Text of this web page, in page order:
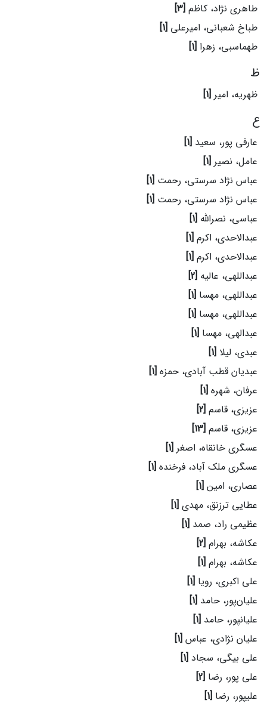
طاهری نژاد، کاظم [3]
طباخ شعبانی، امیرعلی [1]
طهماسبی، زهرا [1]
ظ
ظهریه، امیر [1]
ع
عارفی پور، سعید [1]
عامل، نصیر [1]
عباس نژاد سرستی، رحمت [1]
عباس نژاد سرستی، رحمت [1]
عباسی، نصرالله [1]
عبدالاحدی، اکرم [1]
عبدالاحدی، اکرم [1]
عبداللهی، عالیه [2]
عبداللهی، مهسا [1]
عبداللهی، مهسا [1]
عبدالهی، مهسا [1]
عبدی، لیلا [1]
عبدیان قطب آبادی، حمزه [1]
عرفان، شهره [1]
عزیزی، قاسم [2]
عزیزی، قاسم [13]
عسگری خانقاه، اصغر [1]
عسگری ملک آباد، فرخنده [1]
عصاری، امین [1]
عطایی ترزنق، مهدی [1]
عظیمی راد، صمد [1]
عکاشه، بهرام [2]
عکاشه، بهرام [1]
علی اکبری، رویا [1]
علیان‌پور، حامد [1]
علیانپور، حامد [1]
علیان نژادی، عباس [1]
علی بیگی، سجاد [1]
علی پور، رضا [2]
علیپور، رضا [1]